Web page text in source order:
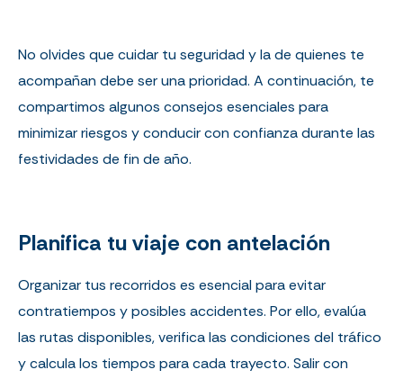
No olvides que cuidar tu seguridad y la de quienes te
acompañan debe ser una prioridad. A continuación, te
compartimos algunos consejos esenciales para
minimizar riesgos y conducir con confianza durante las
festividades de fin de año.
Planifica tu viaje con antelación
Organizar tus recorridos es esencial para evitar
contratiempos y posibles accidentes. Por ello, evalúa
las rutas disponibles, verifica las condiciones del tráfico
y calcula los tiempos para cada trayecto. Salir con